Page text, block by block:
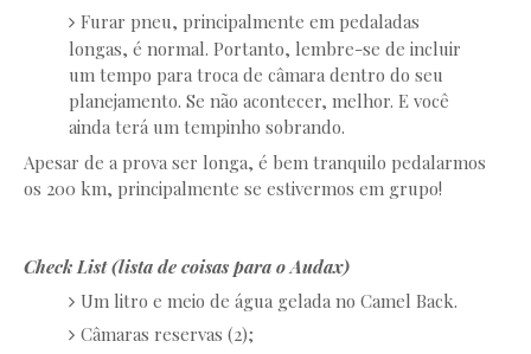
Furar pneu, principalmente em pedaladas
longas, é normal. Portanto, lembre-se de incluir
um tempo para troca de câmara dentro do seu
planejamento. Se não acontecer, melhor. E você
ainda terá um tempinho sobrando.
Apesar de a prova ser longa, é bem tranquilo pedalarmos
os 200 km, principalmente se estivermos em grupo!
Check List (lista de coisas para o Audax)
Um litro e meio de água gelada no Camel Back.
Câmaras reservas (2);